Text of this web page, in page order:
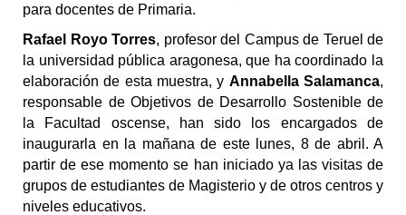
para docentes de Primaria.
Rafael Royo Torres, profesor del Campus de Teruel de
la universidad pública aragonesa, que ha coordinado la
elaboración de esta muestra, y Annabella Salamanca,
responsable de Objetivos de Desarrollo Sostenible de
la Facultad oscense, han sido los encargados de
inaugurarla en la mañana de este lunes, 8 de abril. A
partir de ese momento se han iniciado ya las visitas de
grupos de estudiantes de Magisterio y de otros centros y
niveles educativos.